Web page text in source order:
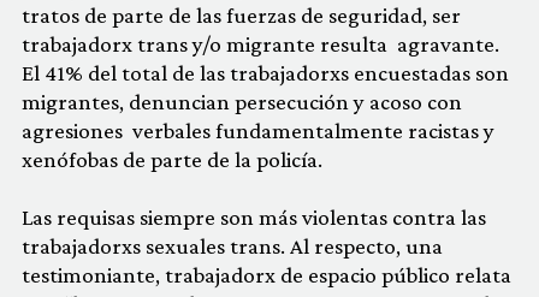
tratos de parte de las fuerzas de seguridad, ser
trabajadorx trans y/o migrante resulta agravante.
El 41% del total de las trabajadorxs encuestadas son
migrantes, denuncian persecución y acoso con
agresiones verbales fundamentalmente racistas y
xenófobas de parte de la policía.
Las requisas siempre son más violentas contra las
trabajadorxs sexuales trans. Al respecto, una
testimoniante, trabajadorx de espacio público relata